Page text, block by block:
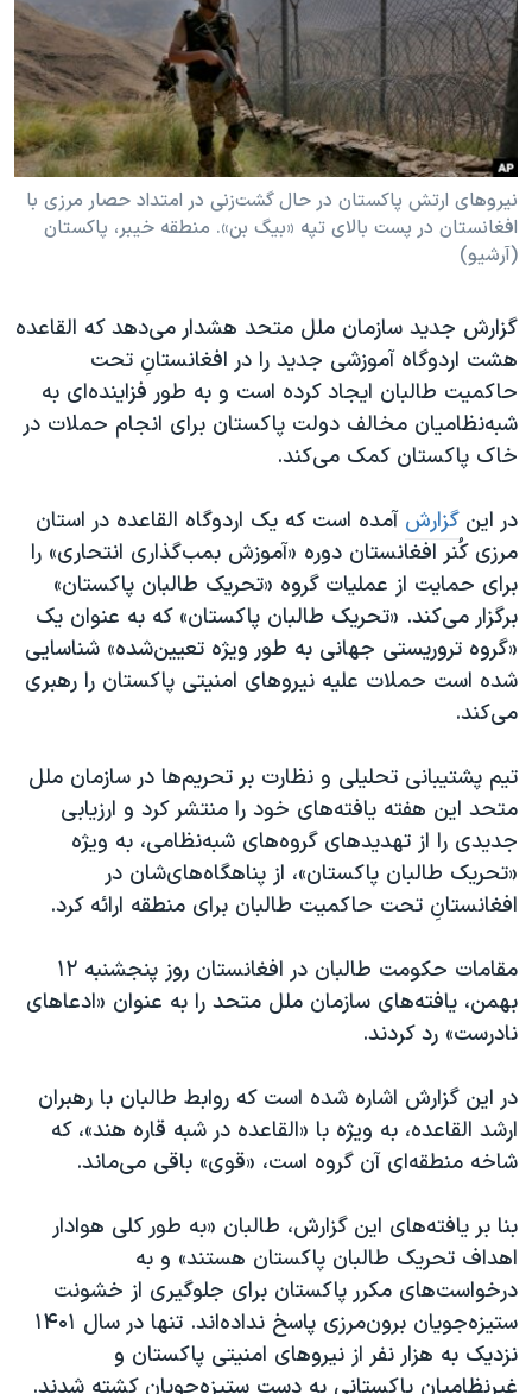
فرهنگ و زندگی
حقوق شهروندی
اقتصادی
علم و فناوری
اسرائیل در جنگ
گالری عکس
مستندها
انتخابات ریاست جمهوری آمریکا ۲۰۲۴
حمله جمهوری اسلامی به اسرائیل
رمز مهسا
ورزش زنان در ایران
اعتراضات زن، زندگی، آزادی
تریبونال مردمی آبان ۹۸
دادگاه حمید نوری
چهل سال گروگان‌گیری
قانون شفافیت دارائی کادر رهبری ایران
اسرائیل در جنگ
نرگس محمدی برنده جایزه نوبل صلح
همایش محافظه‌کاران آمریکا «سی‌پک»
صفحه‌های ویژه
سفر پرزیدنت ترامپ به چین
دنبال کنید
زبانهای مختلف
نیروهای ارتش پاکستان در حال گشت‌زنی در امتداد حصار مرزی با
افغانستان در پست بالای تپه «بیگ بن». منطقه خیبر، پاکستان
(آرشیو)
گزارش جدید سازمان ملل متحد هشدار می‌دهد که القاعده
هشت اردوگاه آموزشی جدید را در افغانستانِ تحت
حاکمیت طالبان ایجاد کرده است و به طور فزاینده‌ای به
شبه‌نظامیان مخالف دولت پاکستان برای انجام حملات در
خاک پاکستان کمک می‌کند.
در این گزارش آمده است که یک اردوگاه القاعده در استان
مرزی کُنر افغانستان دوره «آموزش بمب‌گذاری انتحاری» را
برای حمایت از عملیات گروه «تحریک طالبان پاکستان»
برگزار می‌کند. «تحریک طالبان پاکستان» که به عنوان یک
«گروه تروریستی جهانی به طور ویژه تعیین‌شده» شناسایی
شده است حملات علیه نیروهای امنیتی پاکستان را رهبری
می‌کند.
تیم پشتیبانی تحلیلی و نظارت بر تحریم‌ها در سازمان ملل
متحد این هفته یافته‌های خود را منتشر کرد و ارزیابی
جدیدی را از تهدیدهای گروه‌های شبه‌نظامی، به ‌ویژه
«تحریک طالبان پاکستان»، از پناهگاه‌های‌شان در
افغانستانِ تحت حاکمیت طالبان برای منطقه ارائه کرد.
مقامات حکومت طالبان در افغانستان روز پنجشنبه ۱۲
بهمن، یافته‌های سازمان ملل متحد را به عنوان «ادعاهای
نادرست» رد کردند.
در این گزارش اشاره شده است که روابط طالبان با رهبران
ارشد القاعده، به ویژه با «القاعده در شبه قاره هند»، که
شاخه منطقه‌ای آن گروه است، «قوی» باقی می‌ماند.
بنا بر یافته‌های این گزارش، طالبان «به طور کلی هوادار
اهداف تحریک طالبان پاکستان هستند» و به
درخواست‌های مکرر پاکستان برای جلوگیری از خشونت
ستیزه‌جویان برون‌مرزی پاسخ نداده‌اند. تنها در سال ۱۴۰۱
نزدیک به هزار نفر از نیروهای امنیتی پاکستان و